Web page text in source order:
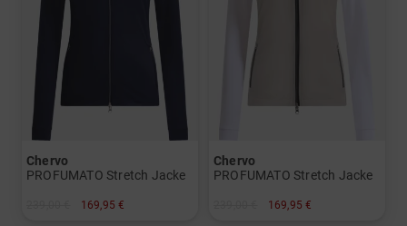
Chervo
PROFUMATO Stretch Jacke
169,95 €
Chervo
PROFUMATO Stretch Jacke
169,95 €